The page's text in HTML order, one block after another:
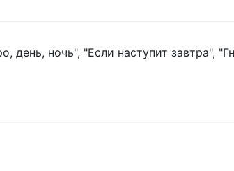
ночь", "Если наступит завтра",